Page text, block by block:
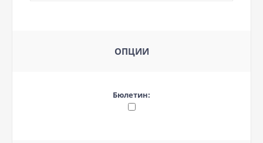
ОПЦИИ
Бюлетин: